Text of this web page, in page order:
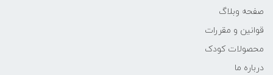
صفحه وبلاگ
قوانین و مقررات
محصولات کودک
درباره ما